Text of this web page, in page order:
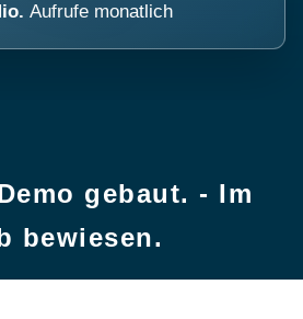
Aufrufe monatlich
gebaut. - Im
bewiesen.